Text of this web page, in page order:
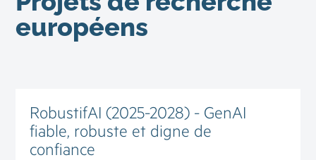
européens
RobustifAI (2025-2028) - GenAI
fiable, robuste et digne de
confiance